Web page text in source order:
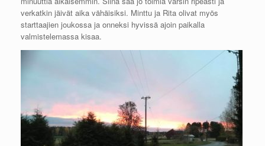
verkatkin jäivät aika vähäisiksi. Minttu ja Rita olivat myös
starttaajien joukossa ja onneksi hyvissä ajoin paikalla
valmistelemassa kisaa.